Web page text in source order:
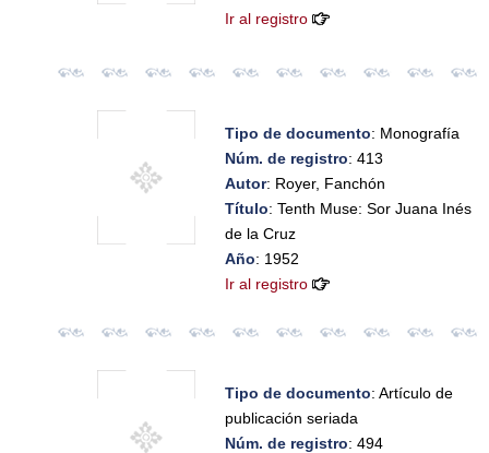
Ir al registro
Tipo de documento: Monografía
Núm. de registro: 413
Autor: Royer, Fanchón
Título: Tenth Muse: Sor Juana Inés
de la Cruz
Año: 1952
Ir al registro
Tipo de documento: Artículo de
publicación seriada
Núm. de registro: 494